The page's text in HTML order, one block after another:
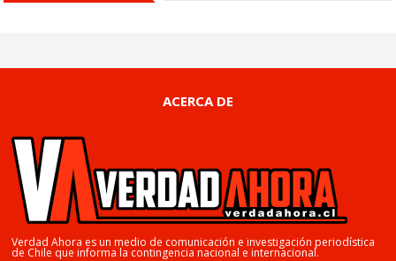
ACERCA DE
Verdad Ahora es un medio de comunicación e investigación periodística
de Chile que informa la contingencia nacional e internacional.